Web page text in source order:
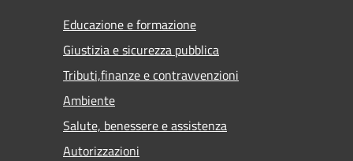
Educazione e formazione
Giustizia e sicurezza pubblica
Tributi,finanze e contravvenzioni
Ambiente
Salute, benessere e assistenza
Autorizzazioni